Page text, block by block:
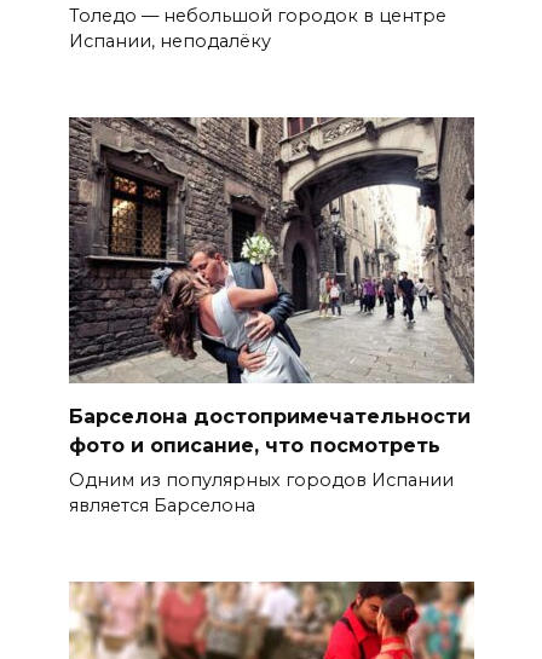
Толедо — небольшой городок в центре
Испании, неподалёку
Барселона достопримечательности
фото и описание, что посмотреть
Одним из популярных городов Испании
является Барселона